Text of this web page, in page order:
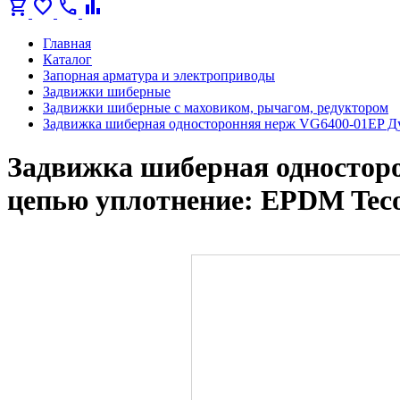
shopping_cart favorite call bar_chart
Главная
Каталог
Запорная арматура и электроприводы
Задвижки шиберные
Задвижки шиберные с маховиком, рычагом, редуктором
Задвижка шиберная односторонняя нерж VG6400-01EP
Задвижка шиберная
цепью уплотнение: EPDM